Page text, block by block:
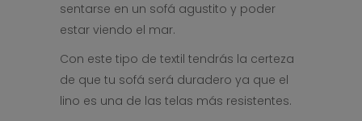
sentarse en un sofá agustito y poder
estar viendo el mar.
Con este tipo de textil tendrás la certeza
de que tu sofá será duradero ya que el
lino es una de las telas más resistentes.